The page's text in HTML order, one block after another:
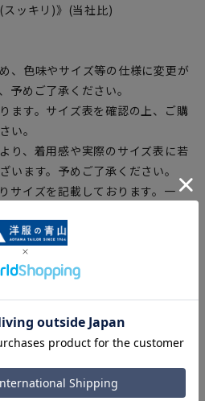
スッキリ)》(当社比)
、色味やサイズ等の仕様に変更が
予めご了承ください。
ます。サイズ表を確認の上、ご購
い。
り、着用感や実際のサイズ表に若
います。予めご了承ください。
サイズを記載しております。一
ー環境、また撮影時の室内外の光
載画像の色味が異なる場合がござ
ングにより欠品が発生し、ご注文
ます。予めご了承ください。
ましても、ご注文のタイミングに
を選択できない場合がございま